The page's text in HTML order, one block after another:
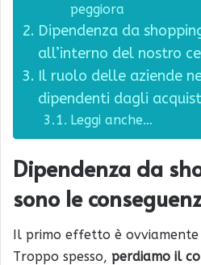
peggiora
Dipendenza da
all’interno del nostro
Il ruolo delle aziende
dipendenti dagli
Leggi anche…
Dipendenza da
sono le
Il primo effetto è
Troppo spesso, perdiamo il